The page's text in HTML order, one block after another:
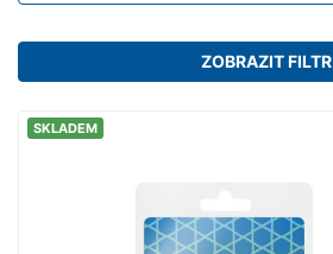
ZOBRAZIT FILTR
SKLADEM